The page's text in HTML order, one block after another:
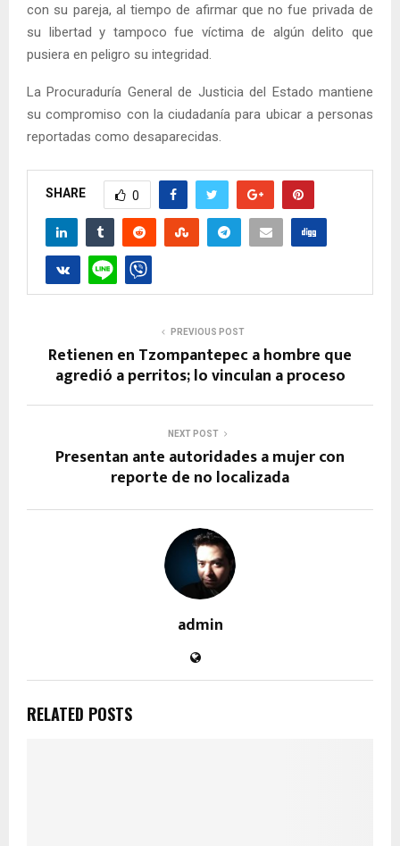
con su pareja, al tiempo de afirmar que no fue privada de
su libertad y tampoco fue víctima de algún delito que
pusiera en peligro su integridad.
La Procuraduría General de Justicia del Estado mantiene
su compromiso con la ciudadanía para ubicar a personas
reportadas como desaparecidas.
SHARE 0
PREVIOUS POST
Retienen en Tzompantepec a hombre que
agredió a perritos; lo vinculan a proceso
NEXT POST
Presentan ante autoridades a mujer con
reporte de no localizada
admin
RELATED POSTS